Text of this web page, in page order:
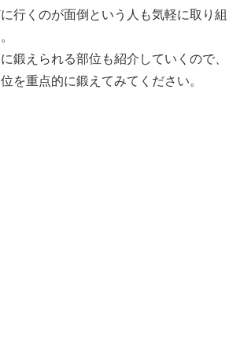
行くのが面倒という人も気軽に取り組
鍛えられる部位も紹介していくので、
を重点的に鍛えてみてください。